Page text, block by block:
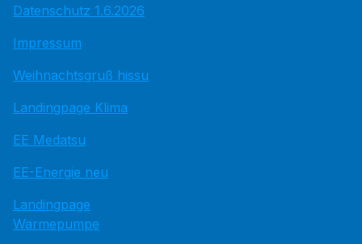
Datenschutz 1.6.2026
Impressum
Weihnachtsgruß hissu
Landingpage Klima
EE Medatsu
EE-Energie neu
Landingpage
Wärmepumpe